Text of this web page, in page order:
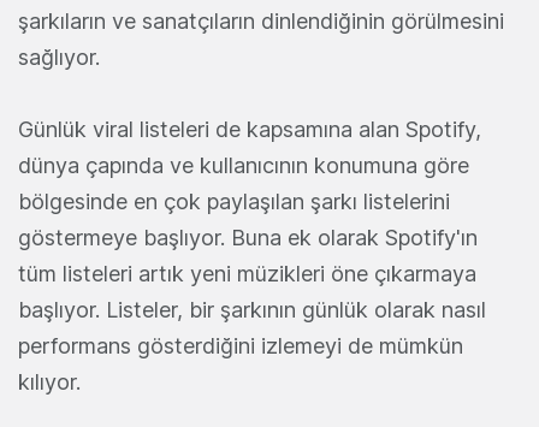
şarkıların ve sanatçıların dinlendiğinin görülmesini
sağlıyor.
Günlük viral listeleri de kapsamına alan Spotify,
dünya çapında ve kullanıcının konumuna göre
bölgesinde en çok paylaşılan şarkı listelerini
göstermeye başlıyor. Buna ek olarak Spotify'ın
tüm listeleri artık yeni müzikleri öne çıkarmaya
başlıyor. Listeler, bir şarkının günlük olarak nasıl
performans gösterdiğini izlemeyi de mümkün
kılıyor.